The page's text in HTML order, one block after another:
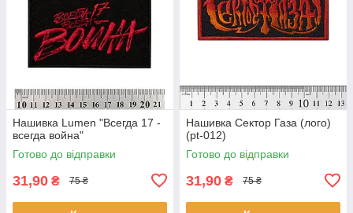
Нашивка Lumen "Всегда 17 -
всегда война"
Готово до відправки
31,90 ₴ 75 ₴
Нашивка Сектор Газа (лого)
(pt-012)
Готово до відправки
31,90 ₴ 75 ₴